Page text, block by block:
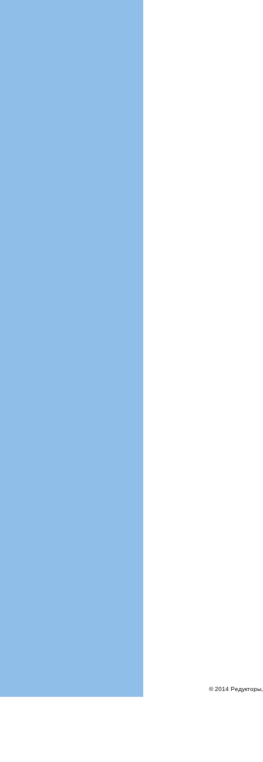
© 2014 Редукторы,